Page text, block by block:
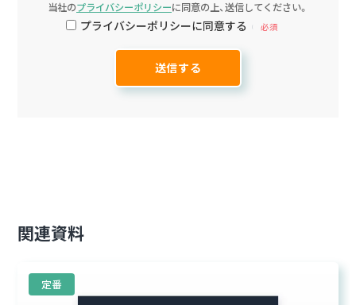
当社のプライバシーポリシーに同意の上、送信してください。
プライバシーポリシーに同意する 必須
関連資料
定番